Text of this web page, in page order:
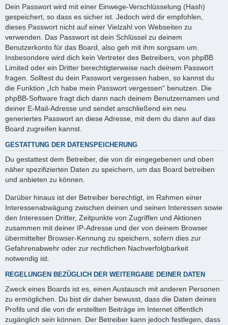
Dein Passwort wird mit einer Einwege-Verschlüsselung (Hash)
gespeichert, so dass es sicher ist. Jedoch wird dir empfohlen,
dieses Passwort nicht auf einer Vielzahl von Webseiten zu
verwenden. Das Passwort ist dein Schlüssel zu deinem
Benutzerkonto für das Board, also geh mit ihm sorgsam um.
Insbesondere wird dich kein Vertreter des Betreibers, von phpBB
Limited oder ein Dritter berechtigterweise nach deinem Passwort
fragen. Solltest du dein Passwort vergessen haben, so kannst du
die Funktion „Ich habe mein Passwort vergessen“ benutzen. Die
phpBB-Software fragt dich dann nach deinem Benutzernamen und
deiner E-Mail-Adresse und sendet anschließend ein neu
generiertes Passwort an diese Adresse, mit dem du dann auf das
Board zugreifen kannst.
GESTATTUNG DER DATENSPEICHERUNG
Du gestattest dem Betreiber, die von dir eingegebenen und oben
näher spezifizierten Daten zu speichern, um das Board betreiben
und anbieten zu können.
Darüber hinaus ist der Betreiber berechtigt, im Rahmen einer
Interessenabwägung zwischen deinen und seinen Interessen sowie
den Interessen Dritter, Zeitpunkte von Zugriffen und Aktionen
zusammen mit deiner IP-Adresse und der von deinem Browser
übermittelter Browser-Kennung zu speichern, sofern dies zur
Gefahrenabwehr oder zur rechtlichen Nachverfolgbarkeit
notwendig ist.
REGELUNGEN BEZÜGLICH DER WEITERGABE DEINER DATEN
Zweck eines Boards ist es, einen Austausch mit anderen Personen
zu ermöglichen. Du bist dir daher bewusst, dass die Daten deines
Profils und die von dir erstellten Beiträge im Internet öffentlich
zugänglich sein können. Der Betreiber kann jedoch festlegen, dass